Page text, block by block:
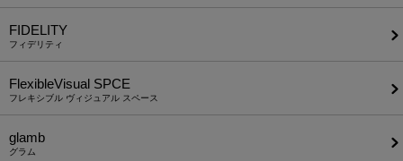
FIDELITY
フィデリティ
FlexibleVisual SPCE
フレキシブル ヴィジュアル スペース
glamb
グラム